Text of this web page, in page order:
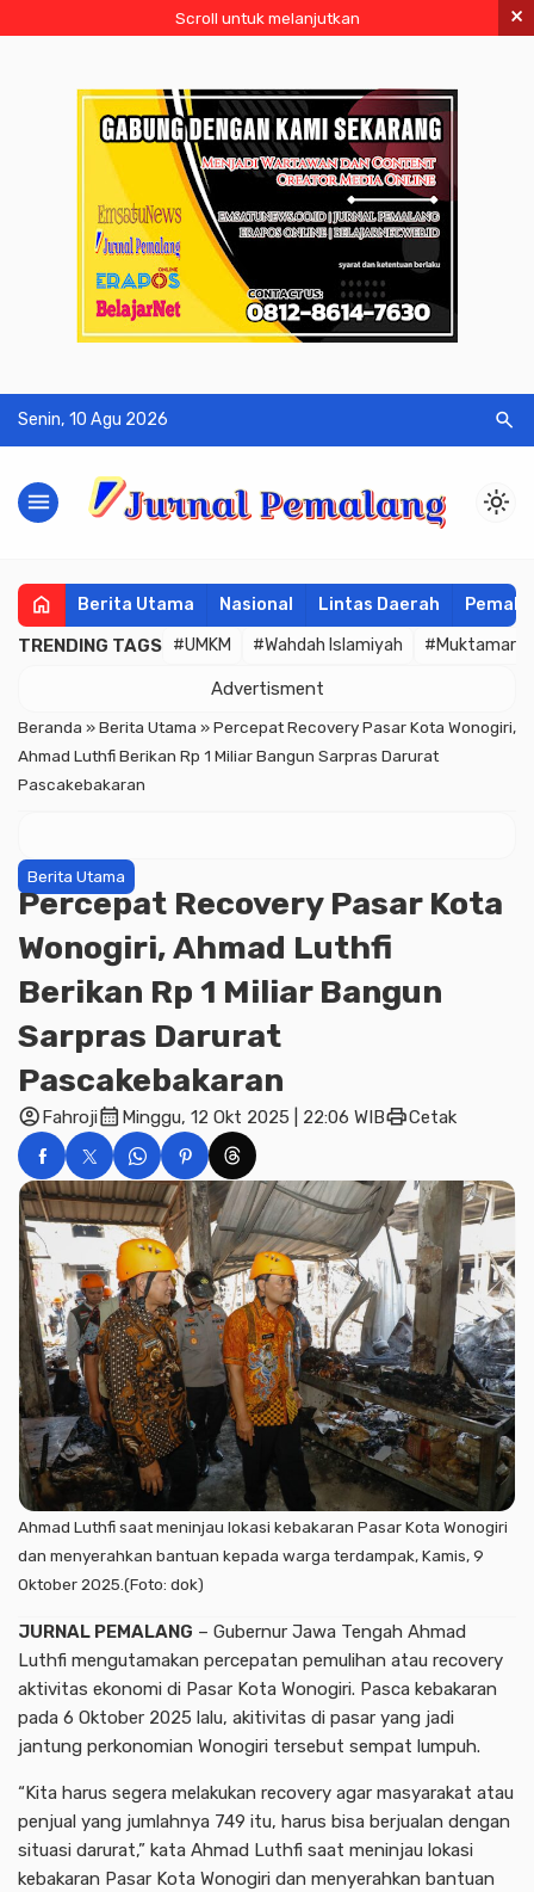
Scroll untuk melanjutkan ×
Senin, 10 Agu 2026 search
menu light_mode
home Berita Utama Nasional Lintas Daerah
TRENDING TAGS #UMKM #Wahdah Islamiyah #Muktamar
Advertisment
Beranda »Berita Utama »Percepat Recovery Pasar Kota Wonogiri,
Ahmad Luthfi Berikan Rp 1 Miliar Bangun Sarpras Darurat
Pascakebakaran
Berita Utama
Percepat Recovery Pasar Kota
Wonogiri, Ahmad Luthfi
Berikan Rp 1 Miliar Bangun
Sarpras Darurat
Pascakebakaran
account_circleFahrojicalendar_month Minggu, 12 Okt 2025 | 22:06 WIBprintCetak
Ahmad Luthfi saat meninjau lokasi kebakaran Pasar Kota Wonogiri
dan menyerahkan bantuan kepada warga terdampak, Kamis, 9
Oktober 2025.(Foto: dok)
JURNAL PEMALANG – Gubernur Jawa Tengah Ahmad
Luthfi mengutamakan percepatan pemulihan atau recovery
aktivitas ekonomi di Pasar Kota Wonogiri. Pasca kebakaran
pada 6 Oktober 2025 lalu, akitivitas di pasar yang jadi
jantung perkonomian Wonogiri tersebut sempat lumpuh.
“Kita harus segera melakukan recovery agar masyarakat atau
penjual yang jumlahnya 749 itu, harus bisa berjualan dengan
situasi darurat,” kata Ahmad Luthfi saat meninjau lokasi
kebakaran Pasar Kota Wonogiri dan menyerahkan bantuan